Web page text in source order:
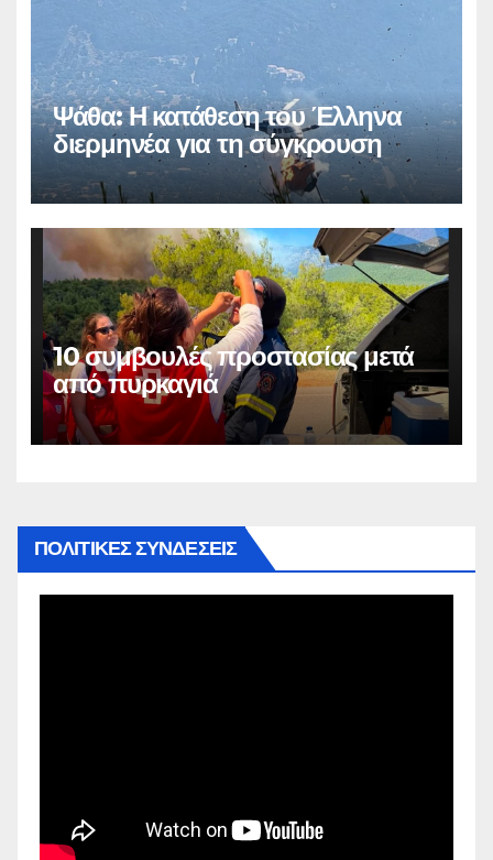
Ψάθα: Η κατάθεση του Έλληνα
διερμηνέα για τη σύγκρουση
10 συμβουλές προστασίας μετά
από πυρκαγιά
ΠΟΛΙΤΙΚΕΣ ΣΥΝΔΕΣΕΙΣ